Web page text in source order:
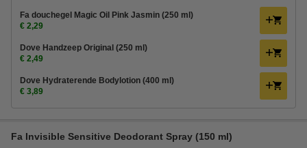
Fa douchegel Magic Oil Pink Jasmin (250 ml)
€ 2,29
Dove Handzeep Original (250 ml)
€ 2,49
Dove Hydraterende Bodylotion (400 ml)
€ 3,89
Fa Invisible Sensitive Deodorant Spray (150 ml)